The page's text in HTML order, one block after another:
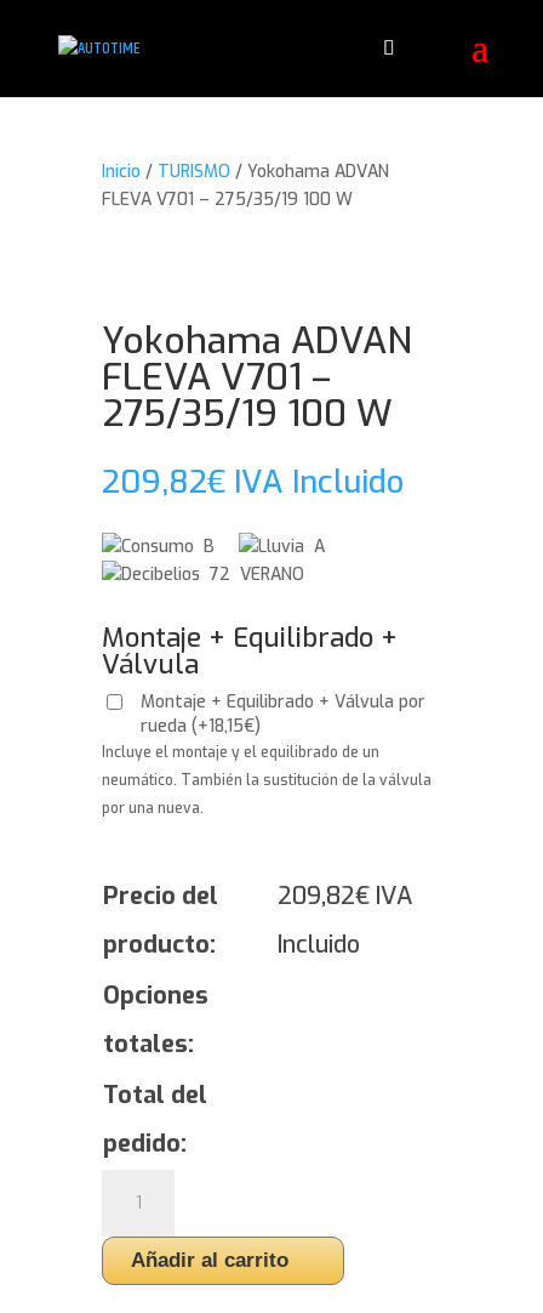
Inicio / TURISMO / Yokohama ADVAN
FLEVA V701 – 275/35/19 100 W
Yokohama ADVAN
FLEVA V701 –
275/35/19 100 W
209,82€ IVA Incluido
B
A
72 VERANO
Montaje + Equilibrado +
Válvula
Montaje + Equilibrado + Válvula por
rueda(+18,15€)
Incluye el montaje y el equilibrado de un
neumático. También la sustitución de la válvula
por una nueva.
Precio del
producto:
209,82€ IVA
Incluido
Opciones
totales:
Total del
pedido:
ADVAN
FLEVA
V701Añadir al carrito